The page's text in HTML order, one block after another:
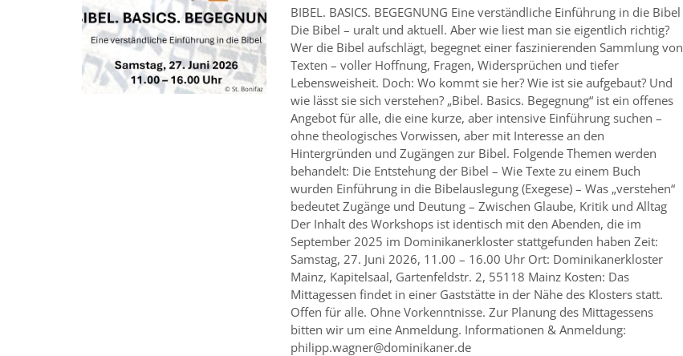
© St. Bonifaz
BIBEL. BASICS. BEGEGNUNG Eine verständliche Einführung in die Bibel
Die Bibel – uralt und aktuell. Aber wie liest man sie eigentlich richtig?
Wer die Bibel aufschlägt, begegnet einer faszinierenden Sammlung von
Tex­ten – voller Hoffnung, Fragen, Widersprüchen und tiefer
Lebensweisheit. Doch: Wo kommt sie her? Wie ist sie aufgebaut? Und
wie lässt sie sich ver­stehen? „Bibel. Basics. Begegnung“ ist ein offenes
Angebot für alle, die eine kurze, aber intensive Einführung suchen –
ohne theologisches Vorwissen, aber mit Inte­resse an den
Hintergründen und Zugängen zur Bibel. Folgende Themen werden
behandelt: Die Entstehung der Bibel – Wie Texte zu einem Buch
wurden Einführung in die Bibelauslegung (Exegese) – Was „verstehen“
bedeutet Zugänge und Deutung – Zwischen Glaube, Kritik und Alltag
Der Inhalt des Workshops ist identisch mit den Abenden, die im
September 2025 im Dominikanerkloster stattgefunden haben Zeit:
Samstag, 27. Juni 2026, 11.00 – 16.00 Uhr Ort: Dominikanerkloster
Mainz, Kapitelsaal, Gartenfeldstr. 2, 55118 Mainz Kosten: Das
Mittagessen findet in einer Gaststätte in der Nähe des Klosters statt.
Offen für alle. Ohne Vorkenntnisse. Zur Planung des Mittagessens
bitten wir um eine Anmeldung. Informationen & Anmeldung:
philipp.wagner@dominikaner.de